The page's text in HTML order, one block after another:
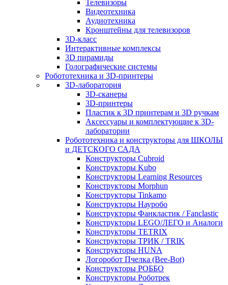
Телевизоры
Видеотехника
Аудиотехника
Кронштейны для телевизоров
3D-класс
Интерактивные комплексы
3D пирамиды
Голографические системы
Робототехника и 3D-принтеры
3D-лаборатория
3D-сканеры
3D-принтеры
Пластик к 3D принтерам и 3D ручкам
Аксессуары и комплектующие к 3D-
лаборатории
Робототехника и конструкторы для ШКОЛЫ
и ДЕТСКОГО САДА
Конструкторы Cubroid
Конструкторы Kubo
Конструкторы Learning Resources
Конструкторы Morphun
Конструкторы Tinkamo
Конструкторы Науробо
Конструкторы Фанкластик / Fanclastic
Конструкторы LEGO/ЛЕГО и Аналоги
Конструкторы TETRIX
Конструкторы ТРИК / TRIK
Конструкторы HUNA
Логоробот Пчелка (Bee-Bot)
Конструкторы РОББО
Конструкторы Роботрек